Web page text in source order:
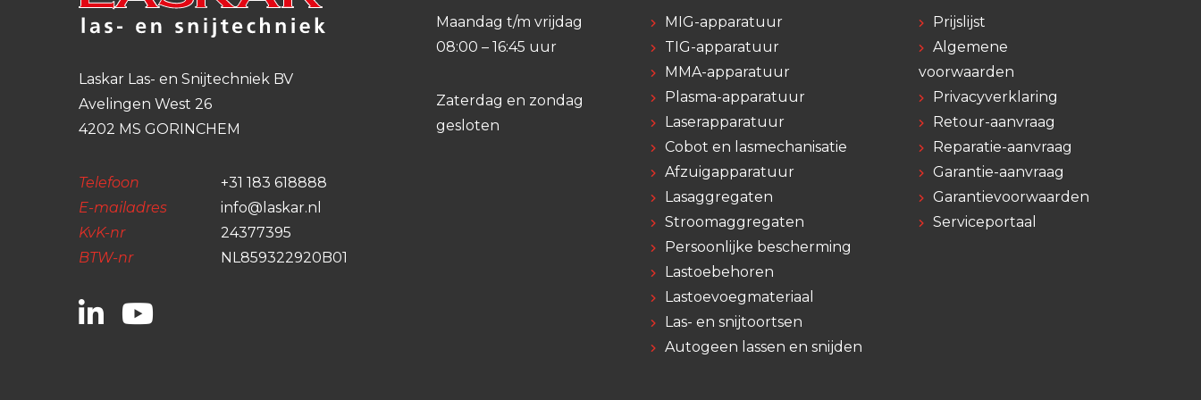
Laskar Las- en Snijtechniek BV
Avelingen West 26
4202 MS GORINCHEM
Telefoon
+31 183 618888
E-mailadres
info@laskar.nl
KvK-nr
24377395
BTW-nr
NL859322920B01
Maandag t/m vrijdag
08:00 – 16:45 uur
Zaterdag en zondag
gesloten
MIG-apparatuur
TIG-apparatuur
MMA-apparatuur
Plasma-apparatuur
Laserapparatuur
Cobot en lasmechanisatie
Afzuigapparatuur
Lasaggregaten
Stroomaggregaten
Persoonlijke bescherming
Lastoebehoren
Lastoevoegmateriaal
Las- en snijtoortsen
Autogeen lassen en snijden
Prijslijst
Algemene
voorwaarden
Privacyverklaring
Retour-aanvraag
Reparatie-aanvraag
Garantie-aanvraag
Garantievoorwaarden
Serviceportaal